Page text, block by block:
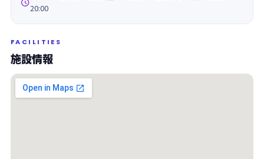
20:00
FACILITIES
施設情報